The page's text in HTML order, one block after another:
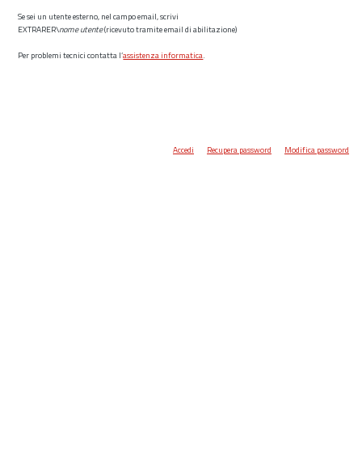
Se sei un utente esterno, nel campo email, scrivi
EXTRARER\nome utente(ricevuto tramite email di abilitazione)
Per problemi tecnici contatta l’assistenza informatica.
Accedi Recupera password Modifica password